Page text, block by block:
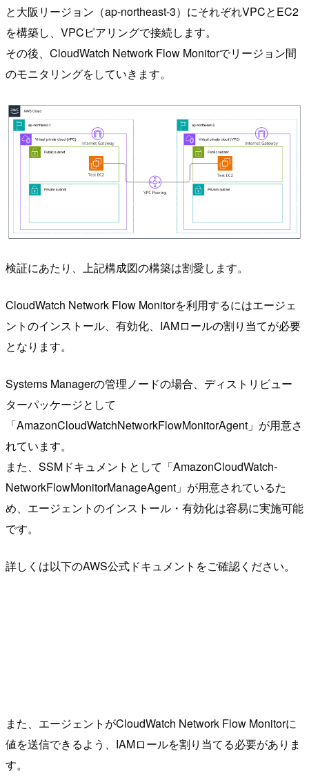
と大阪リージョン（ap-northeast-3）にそれぞれVPCとEC2
を構築し、VPCピアリングで接続します。
その後、CloudWatch Network Flow Monitorでリージョン間
のモニタリングをしていきます。
検証にあたり、上記構成図の構築は割愛します。
CloudWatch Network Flow Monitorを利用するにはエージェ
ントのインストール、有効化、IAMロールの割り当てが必要
となります。
Systems Managerの管理ノードの場合、ディストリビュー
ターパッケージとして
「AmazonCloudWatchNetworkFlowMonitorAgent」が用意さ
れています。
また、SSMドキュメントとして「AmazonCloudWatch-
NetworkFlowMonitorManageAgent」が用意されているた
め、エージェントのインストール・有効化は容易に実施可能
です。
詳しくは以下のAWS公式ドキュメントをご確認ください。
また、エージェントがCloudWatch Network Flow Monitorに
値を送信できるよう、IAMロールを割り当てる必要がありま
す。